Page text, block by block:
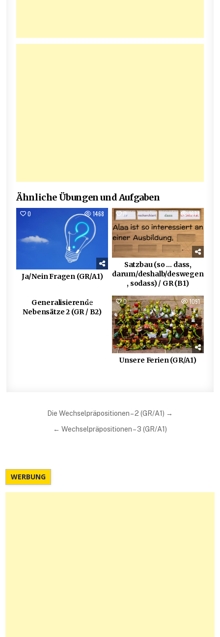
Ähnliche Übungen und Aufgaben
0 1468
Ja/Nein Fragen (GR/A1)
0 1677
Satzbau (so … dass,
darum/deshalb/deswegen
, sodass) / GR (B1)
Generalisierende
Nebensätze 2 (GR / B2)
0 1091
Unsere Ferien (GR/A1)
Beitragsnavigation
Die Wechselpräpositionen – 2 (GR/A1) →
← Wechselpräpositionen – 3 (GR/A1)
WERBUNG